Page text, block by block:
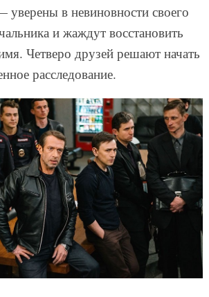
уверены в невиновности своего
и жаждут восстановить
Четверо друзей решают начать
расследование.